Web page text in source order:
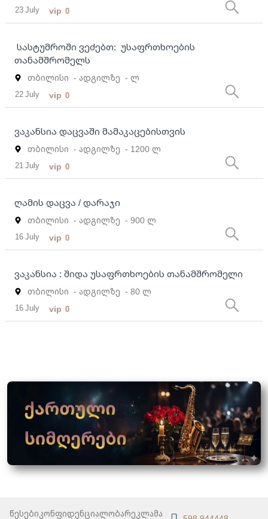
23 July vip 0
სასტუმროში ვეძებთ: უსაფრთხოების
თანამშრომელს
თბილისი - ადგილზე - ლ
22 July vip 0
ვაკანსია დაცვაში მამაკაცებისთვის
თბილისი - ადგილზე - 1200 ლ
21 July vip 0
ღამის დაცვა / დარაჯი
თბილისი - ადგილზე - 900 ლ
16 July vip 0
ვაკანსია : შიდა უსაფრთხოების თანამშრომელი
თბილისი - ადგილზე - 80 ლ
16 July vip 0
წესებიკონფიდენციალობარეკლამა